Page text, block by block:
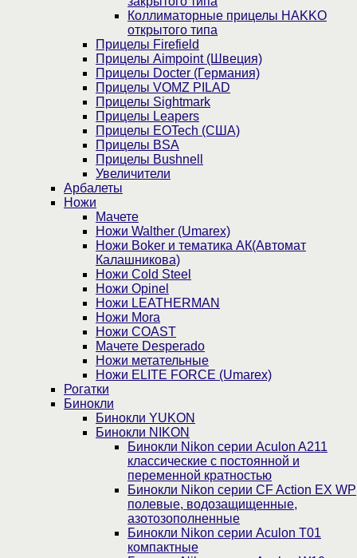
Коллиматорные прицелы HAKKO
открытого типа
Прицелы Firefield
Прицелы Aimpoint (Швеция)
Прицелы Docter (Германия)
Прицелы VOMZ PILAD
Прицелы Sightmark
Прицелы Leapers
Прицелы EOTech (США)
Прицелы BSA
Прицелы Bushnell
Увеличители
Арбалеты
Ножи
Мачете
Ножи Walther (Umarex)
Ножи Boker и тематика АК(Автомат
Калашникова)
Ножи Cold Steel
Ножи Opinel
Ножи LEATHERMAN
Ножи Mora
Ножи COAST
Мачете Desperado
Ножи метательные
Ножи ELITE FORCE (Umarex)
Рогатки
Бинокли
Бинокли YUKON
Бинокли NIKON
Бинокли Nikon серии Aculon A211
классические с постоянной и
переменной кратностью
Бинокли Nikon серии СF Action EX WP
полевые, водозащищенные,
азотозополненные
Бинокли Nikon серии Aculon T01
компактные